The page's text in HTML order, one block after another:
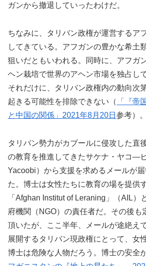
ガンから撤退していったわけだ。
ちなみに、タリバン政権が運営するア
してきている。アフガンの豊かな希土
狙いだともいわれる。同時に、アフガ
ヘン栽培で世界のアヘン市場を独占し
それだけに、タリバン政権内の動向次
起きる可能性を排除できない（
「『帝
と中国の関係」2021年8月20日 参考）。
タリバン勢力がカブールに侵攻した直
の教育を推進してきたサケナ・ヤコ―
Yacoobi）から支援を求めるメールが
た。博士は女性たちに教育の場を提供
「Afghan Institut of Leraning」（AIL）
府機関（NGO）の責任者だ。その後も
頂いたが、ここ半年、メールが途絶え
展開するタリバン現政権にとって、女
博士は危険な人物だろう。博士の安全